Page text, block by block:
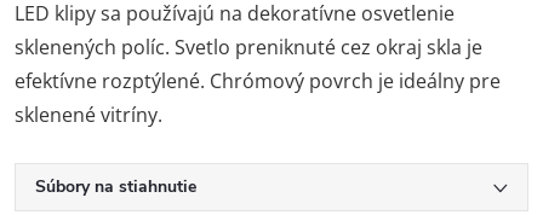
LED klipy sa používajú na dekoratívne osvetlenie
sklenených políc. Svetlo preniknuté cez okraj skla je
efektívne rozptýlené. Chrómový povrch je ideálny pre
sklenené vitríny.
Súbory na stiahnutie